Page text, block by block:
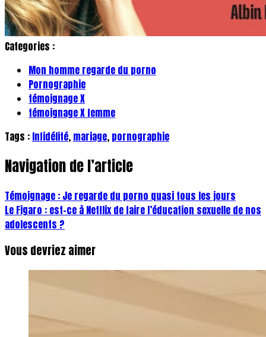
Categories :
Mon homme regarde du porno
Pornographie
témoignage X
témoignage X femme
Tags : Infidélité, mariage, pornographie
Navigation de l’article
Témoignage : Je regarde du porno quasi tous les jours
Le Figaro : est-ce à Netflix de faire l’éducation sexuelle de nos
adolescents ?
Vous devriez aimer